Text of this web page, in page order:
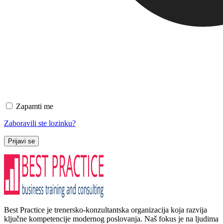
Zapamti me
Zaboravili ste lozinku?
Prijavi se
Best Practice je trenersko-konzultantska organizacija koja razvija
ključne kompetencije modernog poslovanja. Naš fokus je na ljudima